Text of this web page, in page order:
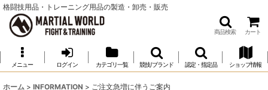
格闘技用品・トレーニング用品の製造・卸売・販売
商品検索 カート
メニュー ログイン カテゴリ一覧 競技/ブランド 認定・指定品 ショップ情報
ホーム > INFORMATION > ご注文急増に伴うご案内